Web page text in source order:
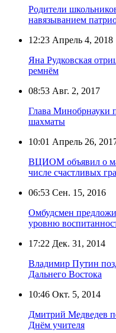
Родители
навязыванием
12:23 Апрель 4, 2018
Яна Рудковская
ремнём
08:53 Авг. 2, 2017
Глава Минобрнауки
шахматы
10:01 Апрель 26,
ВЦИОМ объявил о
числе счастливых
06:53 Сен. 15, 2016
Омбудсмен
уровню
17:22 Дек. 31, 2014
Владимир Путин
Дальнего Востока
10:46 Окт. 5, 2014
Дмитрий Медведев
Днём учителя